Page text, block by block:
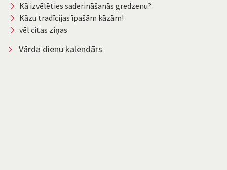
Kā izvēlēties saderināšanās gredzenu?
Kāzu tradīcijas īpašām kāzām!
vēl citas ziņas
Vārda dienu kalendārs